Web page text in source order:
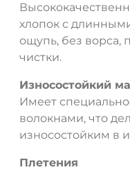
хлопок с
ощупь, без ворса,
чистки.
Износостойкий
Имеет
волокнами, что
износостойким в
Плетения